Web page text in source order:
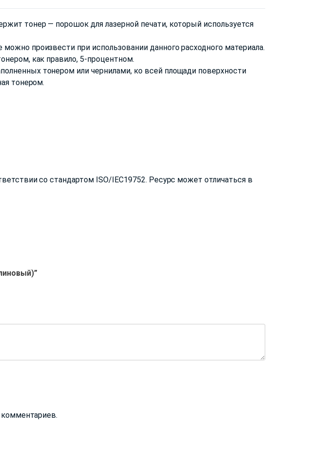
тонер — порошок для лазерной печати, который используется
произвести при использовании данного расходного материала.
как правило, 5-процентном.
тонером или чернилами, ко всей площади поверхности
тонером.
со стандартом ISO/IEC19752. Ресурс может отличаться в